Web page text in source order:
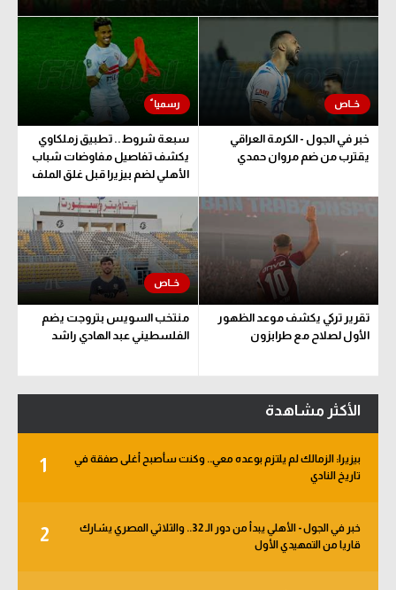
خبر في الجول - الكرمة العراقي
يقترب من ضم مروان حمدي
سبعة شروط.. تطبيق زملكاوي
يكشف تفاصيل مفاوضات شباب
الأهلي لضم بيزيرا قبل غلق الملف
تقرير تركي يكشف موعد الظهور
الأول لصلاح مع طرابزون
منتخب السويس بتروجت يضم
الفلسطيني عبد الهادي راشد
الأكثر مشاهدة
1
بيزيرا: الزمالك لم يلتزم بوعده معي.. وكنت سأصبح أغلى صفقة في
تاريخ النادي
2
خبر في الجول - الأهلي يبدأ من دور الـ 32.. والثلاثي المصري يشارك
قاريا من التمهيدي الأول